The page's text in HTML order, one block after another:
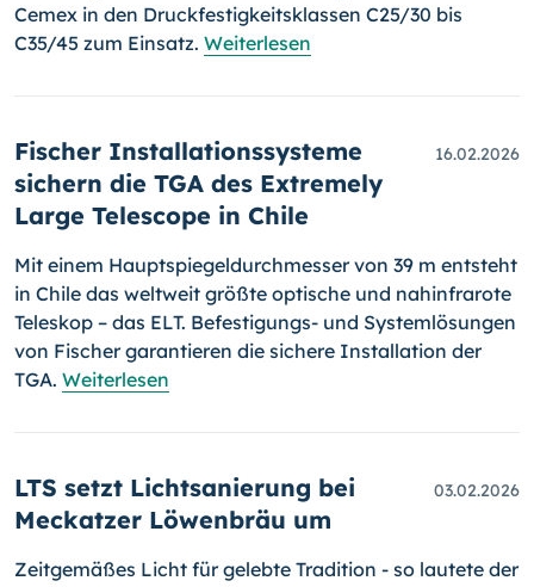
Cemex in den Druckfestigkeitsklassen C25/30 bis
C35/45 zum Einsatz. Weiterlesen
Fischer Installationssysteme
sichern die TGA des Extremely
Large Telescope in Chile
16.02.2026
Mit einem Hauptspiegeldurchmesser von 39 m entsteht
in Chile das weltweit größte optische und nahinfrarote
Teleskop – das ELT. Befestigungs- und Systemlösungen
von Fischer garantieren die sichere Installation der
TGA. Weiterlesen
LTS setzt Lichtsanierung bei
Meckatzer Löwenbräu um
03.02.2026
Zeitgemäßes Licht für gelebte Tradition - so lautete der